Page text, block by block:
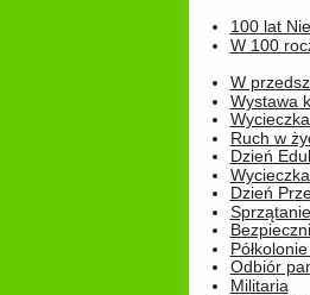
100 lat
W 100
W
Wystawa
Ruch w
Dzień
Dzień
Odbiór
Militaria